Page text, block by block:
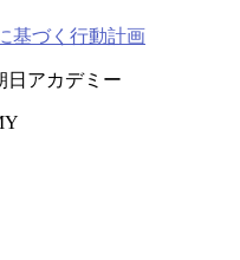
基づく行動計画
アカデミー